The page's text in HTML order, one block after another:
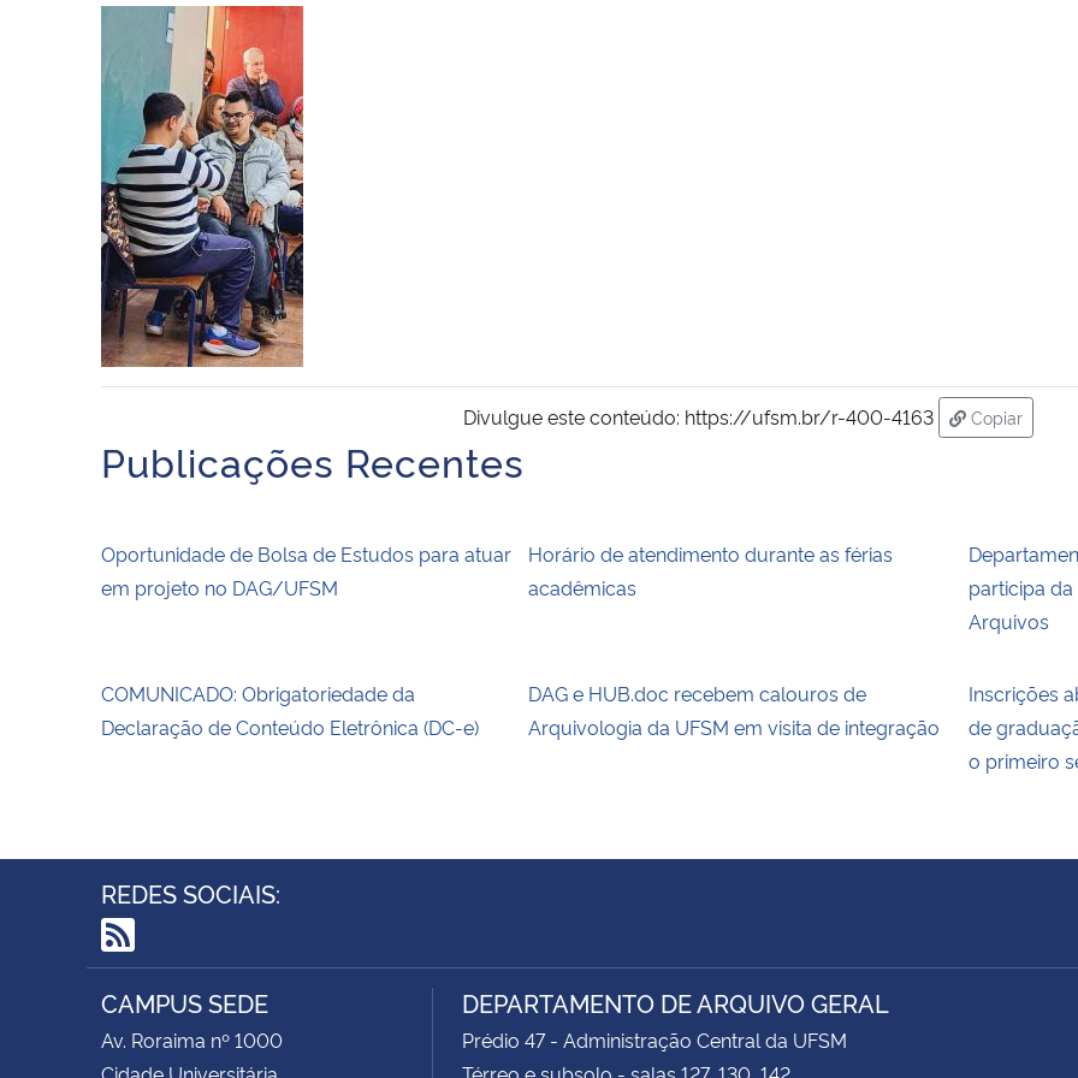
Divulgue este conteúdo: https://ufsm.br/r-400-4163
Copiar
para área
Publicações Recentes
Oportunidade de Bolsa de Estudos para atuar
em projeto no DAG/UFSM
Horário de atendimento durante as férias
acadêmicas
participa
Arquivos
COMUNICADO: Obrigatoriedade da
Declaração de Conteúdo Eletrônica (DC-e)
DAG e HUB.doc recebem calouros de
Arquivologia da UFSM em visita de integração
Inscrições
de
o primeiro
REDES SOCIAIS:
RSS
CAMPUS SEDE
Av. Roraima nº 1000
Cidade Universitária
DEPARTAMENTO DE ARQUIVO GERAL
Prédio 47 - Administração Central da UFSM
Térreo e subsolo - salas 127, 130, 142